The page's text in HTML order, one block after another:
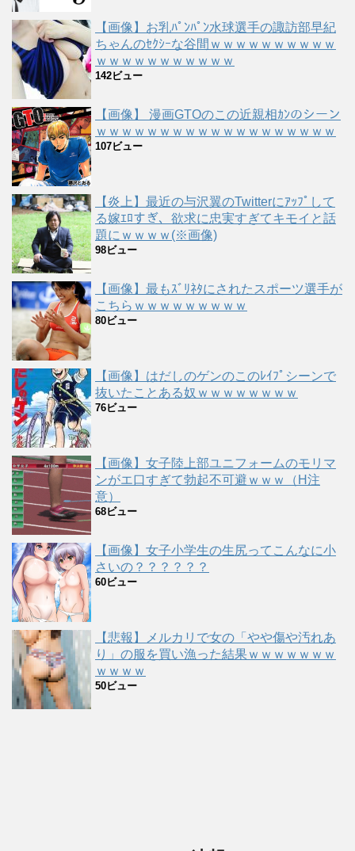
【画像】お乳ﾊﾟﾝﾊﾟﾝ水球選手の諏訪部早紀
ちゃんのｾｸｼｰな谷間ｗｗｗｗｗｗｗｗｗｗ
ｗｗｗｗｗｗｗｗｗｗｗ
142ビュー
【画像】 漫画GTOのこの近親相ｶﾝのシーン
ｗｗｗｗｗｗｗｗｗｗｗｗｗｗｗｗｗｗｗ
107ビュー
【炎上】最近の与沢翼のTwitterにｱｯﾌﾟして
る嫁ｴﾛすぎ、欲求に忠実すぎてキモイと話
題にｗｗｗｗ(※画像)
98ビュー
【画像】最もｽﾞﾘﾈﾀにされたスポーツ選手が
こちらｗｗｗｗｗｗｗｗｗ
80ビュー
【画像】はだしのゲンのこのﾚｲﾌﾟシーンで
抜いたことある奴ｗｗｗｗｗｗｗｗ
76ビュー
【画像】女子陸上部ユニフォームのモリマ
ンがエ口すぎて勃起不可避ｗｗｗ（H注
意）
68ビュー
【画像】女子小学生の生尻ってこんなに小
さいの？？？？？？
60ビュー
【悲報】メルカリで女の「やや傷や汚れあ
り」の服を買い漁った結果ｗｗｗｗｗｗｗ
ｗｗｗｗ
50ビュー